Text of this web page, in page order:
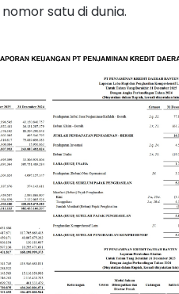
nomor satu di dunia.